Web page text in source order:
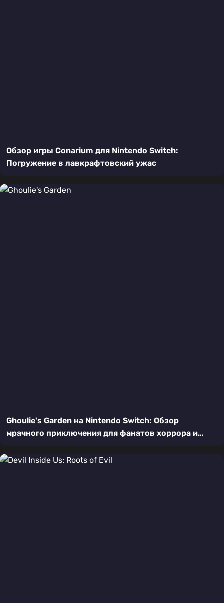
Обзор игры Conarium для Nintendo Switch:
Погружение в лавкрафтовский ужас
Ghoulie's Garden на Nintendo Switch: Обзор
мрачного приключения для фанатов хоррора и